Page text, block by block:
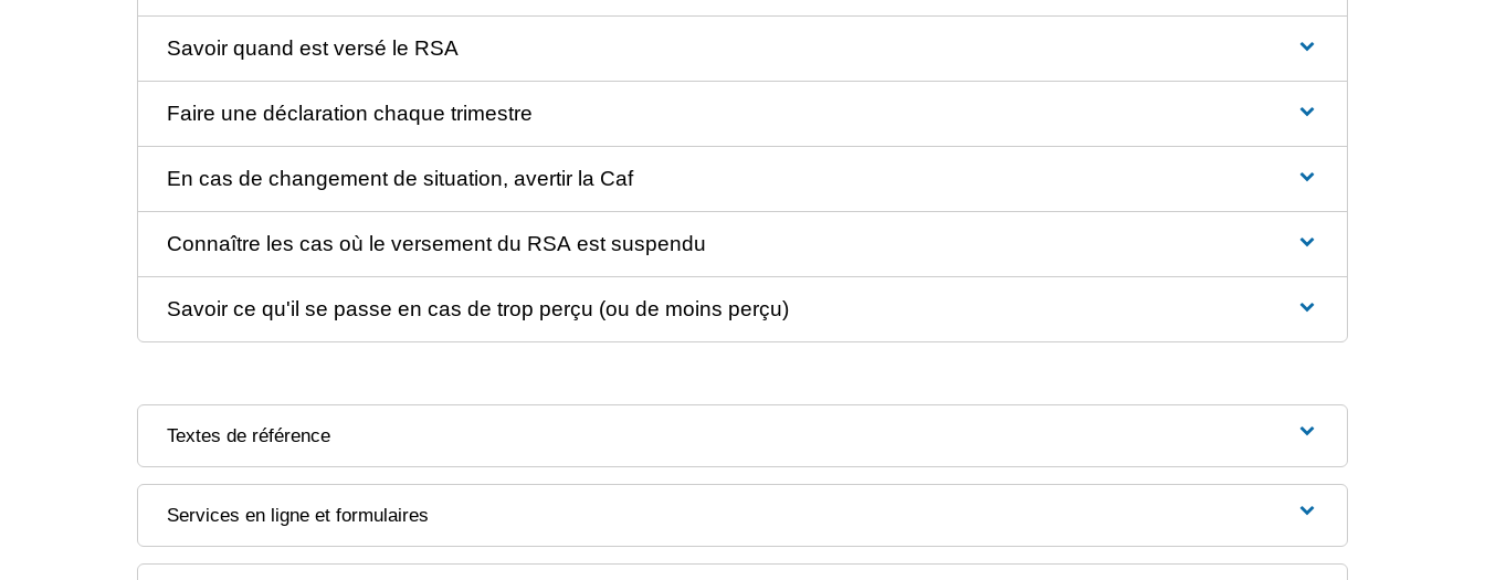
Savoir quand est versé le RSA
Faire une déclaration chaque trimestre
En cas de changement de situation, avertir la Caf
Connaître les cas où le versement du RSA est suspendu
Savoir ce qu'il se passe en cas de trop perçu (ou de moins perçu)
Textes de référence
Services en ligne et formulaires